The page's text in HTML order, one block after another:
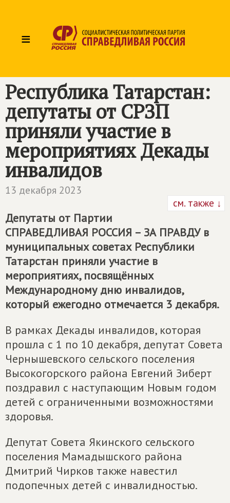
≡
Республика Татарстан:
депутаты от СРЗП
приняли участие в
мероприятиях Декады
инвалидов
13 декабря 2023
см. также ↓
Депутаты от Партии
СПРАВЕДЛИВАЯ РОССИЯ – ЗА ПРАВДУв
муниципальных советах Республики
Татарстан приняли участие в
мероприятиях, посвящённых
Международному дню инвалидов,
который ежегодно отмечается 3 декабря.
В рамках Декады инвалидов, которая
прошла с 1 по 10 декабря, депутат Совета
Чернышевского сельского поселения
Высокогорского района Евгений Зиберт
поздравил с наступающим Новым годом
детей с ограниченными возможностями
здоровья.
Депутат Совета Якинского сельского
поселения Мамадышского района
Дмитрий Чирков также навестил
подопечных детей с инвалидностью.